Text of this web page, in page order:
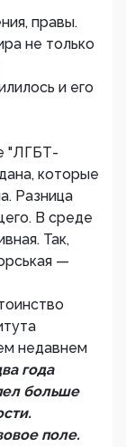
правы.
не только
и его
"ЛГБТ-
которые
Разница
В среде
Так,
—
недавнем
года
больше
поле.